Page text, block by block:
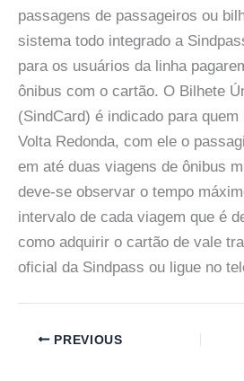
passagens de passageiros ou
sistema todo integrado a
para os usuários da linha
ônibus com o cartão. O Bilhete
(SindCard) é indicado para
Volta Redonda, com ele o
em até duas viagens de ônibus
deve-se observar o tempo
intervalo de cada viagem que é
como adquirir o cartão de vale
oficial da Sindpass ou ligue no
PREVIOUS